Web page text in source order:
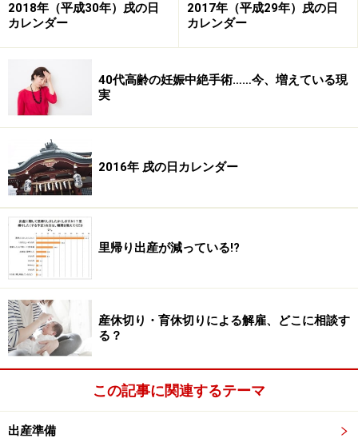
2018年（平成30年）戌の日
カレンダー
2017年（平成29年）戌の日
カレンダー
40代高齢の妊娠中絶手術……今、増えている現
実
2016年 戌の日カレンダー
里帰り出産が減っている!?
産休切り・育休切りによる解雇、どこに相談す
る？
この記事に関連するテーマ
出産準備